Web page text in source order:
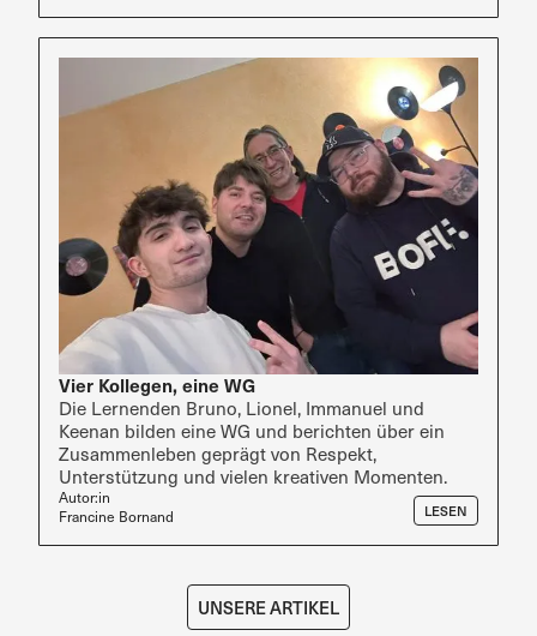
Vier Kollegen, eine WG
Die Lernenden Bruno, Lionel, Immanuel und
Keenan bilden eine WG und berichten über ein
Zusammenleben geprägt von Respekt,
Unterstützung und vielen kreativen Momenten.
Autor:in
Francine Bornand
LESEN
UNSERE ARTIKEL